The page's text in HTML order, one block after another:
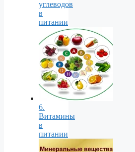
углеводов
в
питании
6.
Витамины
в
питании